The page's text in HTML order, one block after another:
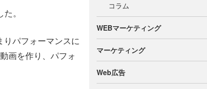
。
パフォーマンスに
画を作り、パフォ
コラム
WEBマーケティング
マーケティング
Web広告